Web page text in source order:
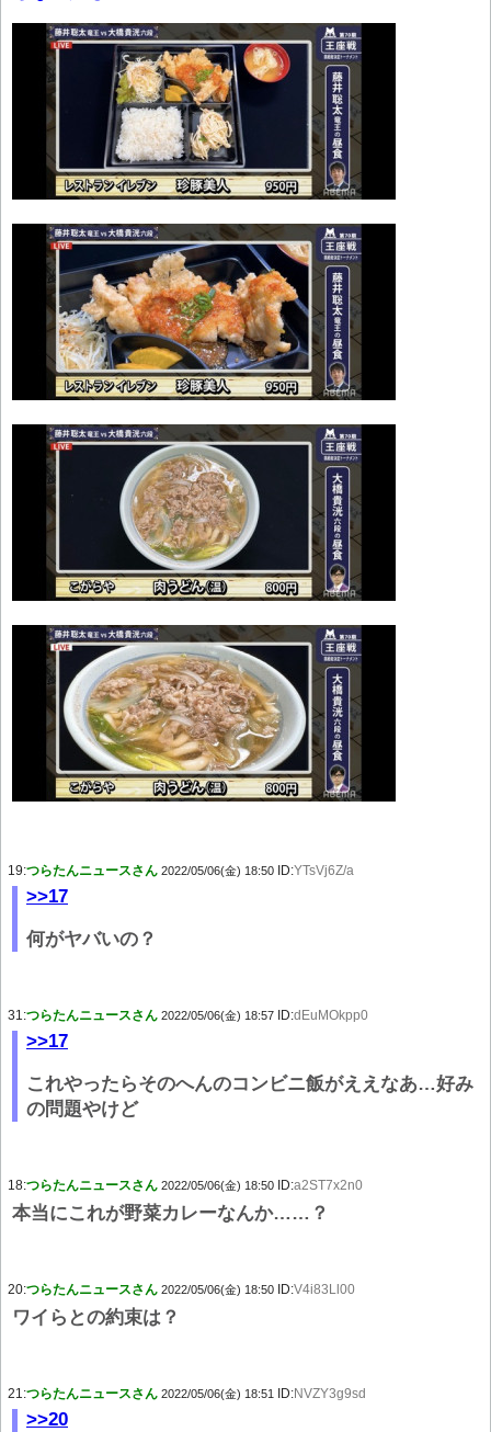
19:つらたんニュースさん 2022/05/06(金) 18:50 ID:YTsVj6Z/a
>>17
何がヤバいの？
31:つらたんニュースさん 2022/05/06(金) 18:57 ID:dEuMOkpp0
>>17
これやったらそのへんのコンビニ飯がええなあ…好み
の問題やけど
18:つらたんニュースさん 2022/05/06(金) 18:50 ID:a2ST7x2n0
本当にこれが野菜カレーなんか……？
20:つらたんニュースさん 2022/05/06(金) 18:50 ID:V4i83Ll00
ワイらとの約束は？
21:つらたんニュースさん 2022/05/06(金) 18:51 ID:NVZY3g9sd
>>20